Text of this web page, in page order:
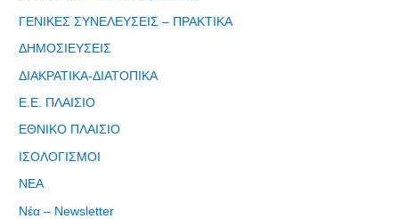
ΓΕΝΙΚΕΣ ΣΥΝΕΛΕΥΣΕΙΣ – ΠΡΑΚΤΙΚΑ
ΔΗΜΟΣΙΕΥΣΕΙΣ
ΔΙΑΚΡΑΤΙΚΑ-ΔΙΑΤΟΠΙΚΑ
Ε.Ε. ΠΛΑΙΣΙΟ
ΕΘΝΙΚΟ ΠΛΑΙΣΙΟ
ΙΣΟΛΟΓΙΣΜΟΙ
ΝΕΑ
Νέα – Newsletter